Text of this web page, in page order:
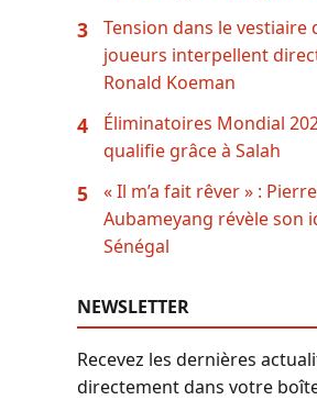
3
Tension dans le vestiaire
joueurs interpellent
Ronald Koeman
4
Éliminatoires Mondial
qualifie grâce à Salah
5
« Il m’a fait rêver » :
Aubameyang révèle son
Sénégal
NEWSLETTER
Recevez les dernières
directement dans votre